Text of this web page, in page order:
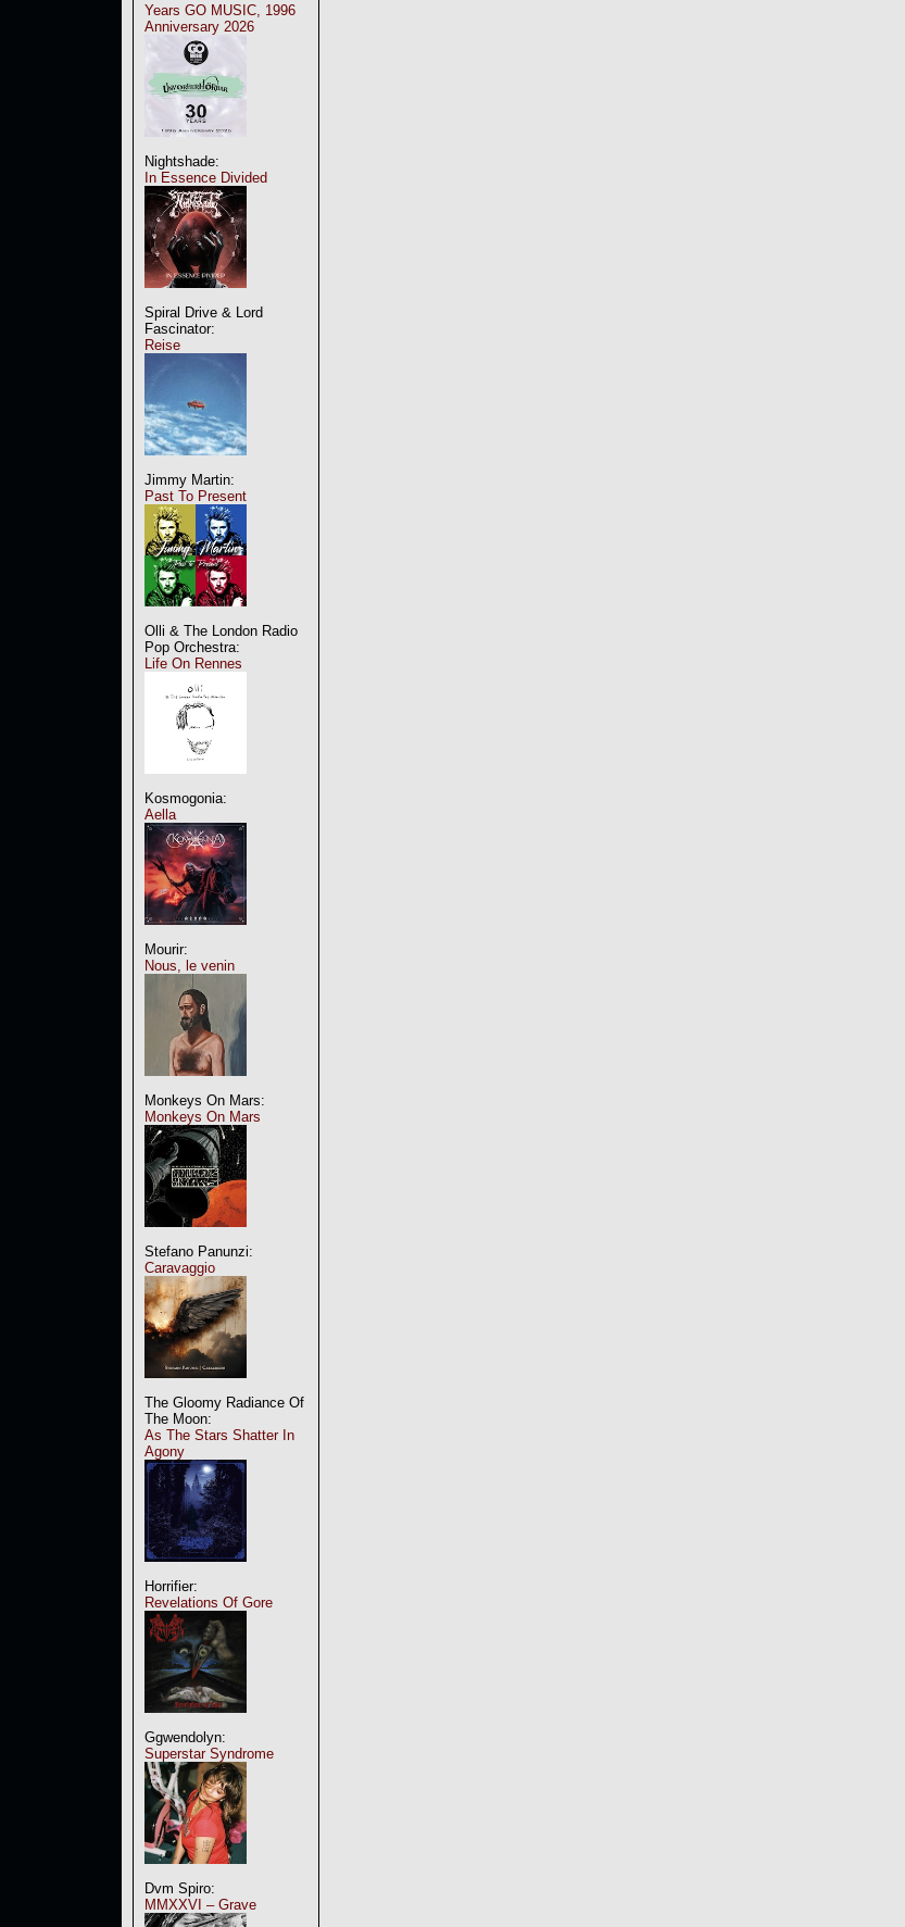
Years GO MUSIC, 1996
Anniversary 2026
Nightshade:
In Essence Divided
Spiral Drive & Lord
Fascinator:
Reise
Jimmy Martin:
Past To Present
Olli & The London Radio
Pop Orchestra:
Life On Rennes
Kosmogonia:
Aella
Mourir:
Nous, le venin
Monkeys On Mars:
Monkeys On Mars
Stefano Panunzi:
Caravaggio
The Gloomy Radiance Of
The Moon:
As The Stars Shatter In
Agony
Horrifier:
Revelations Of Gore
Ggwendolyn:
Superstar Syndrome
Dvm Spiro:
MMXXVI – Grave